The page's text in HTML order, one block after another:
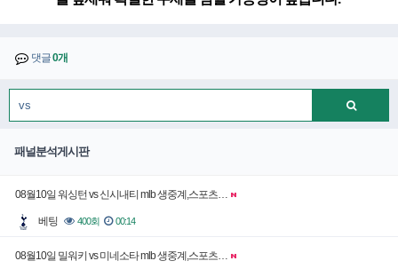
댓글0개
패널분석게시판
08월10일 워싱턴 vs 신시내티 mlb 생중계,스포츠…
베팅 400회 00:14
08월10일 밀워키 vs 미네소타 mlb 생중계,스포츠…